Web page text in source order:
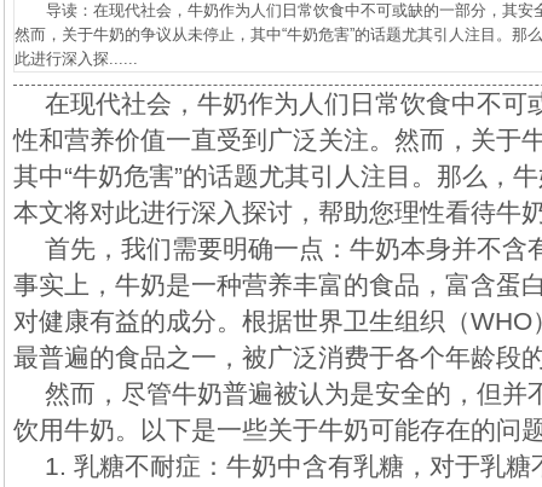
导读：在现代社会，牛奶作为人们日常饮食中不可或缺的一部分，其安
然而，关于牛奶的争议从未停止，其中“牛奶危害”的话题尤其引人注目。那
此进行深入探......
在现代社会，牛奶作为人们日常饮食中不可
性和营养价值一直受到广泛关注。然而，关于
其中“牛奶危害”的话题尤其引人注目。那么，
本文将对此进行深入探讨，帮助您理性看待牛
首先，我们需要明确一点：牛奶本身并不含
事实上，牛奶是一种营养丰富的食品，富含蛋
对健康有益的成分。根据世界卫生组织（
最普遍的食品之一，被广泛消费于各个年龄段
然而，尽管牛奶普遍被认为是安全的，但并
饮用牛奶。以下是一些关于牛奶可能存在的问
1. 乳糖不耐症：牛奶中含有乳糖，对于乳糖